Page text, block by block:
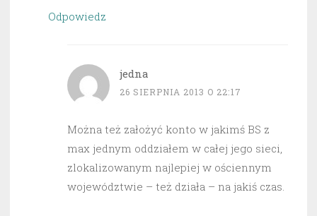
Odpowiedz
jedna
26 SIERPNIA 2013 O 22:17
Można też założyć konto w jakimś BS z
max jednym oddziałem w całej jego sieci,
zlokalizowanym najlepiej w ościennym
województwie – też działa – na jakiś czas.